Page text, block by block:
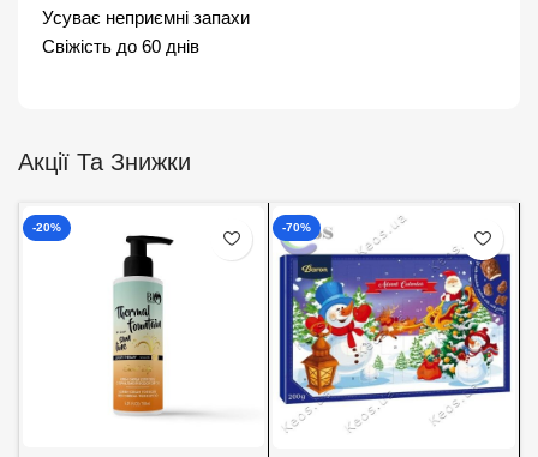
Усуває неприємні запахи
Свіжість до 60 днів
Акції Та Знижки
-20% -70%